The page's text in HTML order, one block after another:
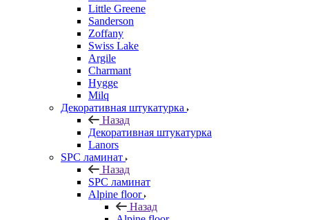
Little Greene
Sanderson
Zoffany
Swiss Lake
Argile
Charmant
Hygge
Milq
Декоративная штукатурка
Назад
Декоративная штукатурка
Lanors
SPC ламинат
Назад
SPC ламинат
Alpine floor
Назад